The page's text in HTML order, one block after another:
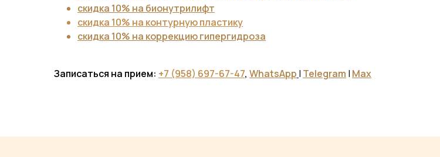
скидка 10% на бионутрилифт
скидка 10% на контурную пластику
скидка 10% на коррекцию гипергидроза
Записаться на прием: +7 (958) 697-67-47, WhatsApp | Telegram | Max